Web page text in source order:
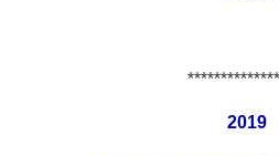
2019